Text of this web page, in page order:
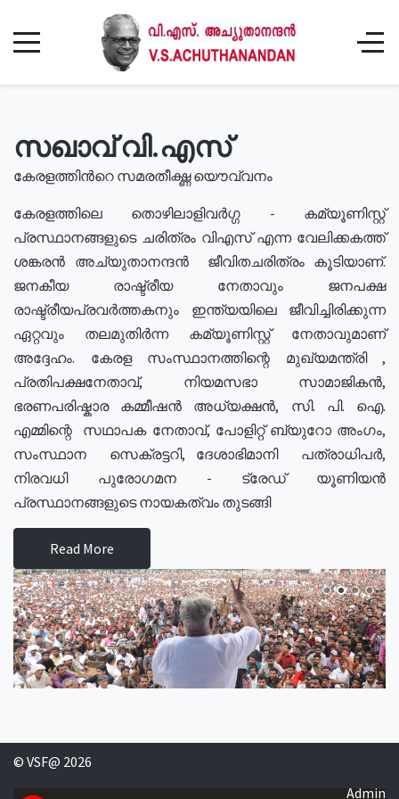
സഖാവ് വി.എസ്
കേരളത്തിൻറെ സമരതീക്ഷ്ണ യൌവ്വനം
കേരളത്തിലെ തൊഴിലാളിവർഗ്ഗ - കമ്യൂണിസ്റ്റ്
പ്രസ്ഥാനങ്ങളുടെ ചരിത്രം വിഎസ് എന്ന വേലിക്കകത്ത്
ശങ്കരൻ അച്യുതാനന്ദൻ ജീവിതചരിത്രം കൂടിയാണ്.
ജനകീയ രാഷ്ട്രീയ നേതാവും ജനപക്ഷ
രാഷ്ട്രീയപ്രവർത്തകനും ഇന്ത്യയിലെ ജീവിച്ചിരിക്കുന്ന
ഏറ്റവും തലമുതിർന്ന കമ്യൂണിസ്റ്റ് നേതാവുമാണ്
അദ്ദേഹം. കേരള സംസ്ഥാനത്തിന്റെ മുഖ്യമന്ത്രി ,
പ്രതിപക്ഷനേതാവ്, നിയമസഭാ സാമാജികൻ,
ഭരണപരിഷ്കാര കമ്മീഷൻ അധ്യക്ഷൻ, സി. പി. ഐ.
എമ്മിന്റെ സഥാപക നേതാവ്, പോളിറ്റ് ബ്യുറോ അംഗം,
സംസ്ഥാന സെക്രട്ടറി, ദേശാഭിമാനി പത്രാധിപർ,
നിരവധി പുരോഗമന - ട്രേഡ് യൂണിയൻ
പ്രസ്ഥാനങ്ങളുടെ നായകത്വം തുടങ്ങി
Read More
© VSF@ 2026
Admin